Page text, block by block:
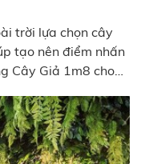
trời lựa chọn cây
tạo nên điểm nhấn
Cây Giả 1m8 cho
Với chiều cao lý
chỉ phù hợp với
hay văn phòng